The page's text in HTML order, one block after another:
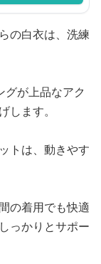
の白衣は、洗練
が上品なアク
します。
トは、動きやす
の着用でも快適
っかりとサポー